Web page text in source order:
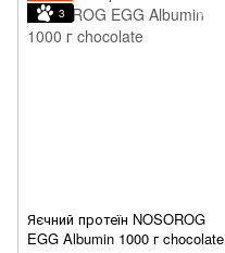
3
Яєчний протеїн NOSOROG
EGG Albumin 1000 г chocolate